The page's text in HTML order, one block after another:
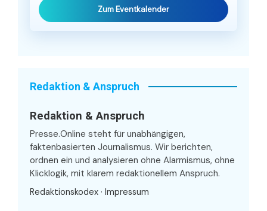
Zum Eventkalender
Redaktion & Anspruch
Redaktion & Anspruch
Presse.Online steht für unabhängigen,
faktenbasierten Journalismus. Wir berichten,
ordnen ein und analysieren ohne Alarmismus, ohne
Klicklogik, mit klarem redaktionellem Anspruch.
Redaktionskodex · Impressum